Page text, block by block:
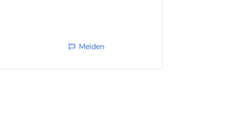
genießen.Einfach schön!
Melden